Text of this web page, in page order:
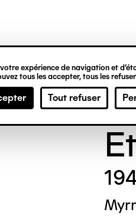
expérience de navigation et
tous les accepter, tous les
Tout refuser